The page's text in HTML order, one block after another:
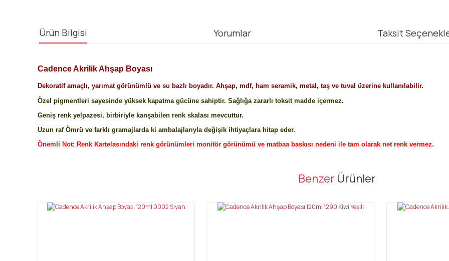
Ürün Bilgisi Yorumlar Taksit
Cadence Akrilik Ahşap Boyası
Dekoratif amaçlı, yarımat görünümlü ve su bazlı boyadır. Ahşap, mdf, ham seramik, metal, taş ve tuval üzerine kullanılabilir.
Özel pigmentleri sayesinde yüksek kapatma gücüne sahiptir. Sağlığa zararlı toksit madde içermez.
Geniş renk yelpazesi, birbiriyle kanşabilen renk skalası mevcuttur.
Uzun raf Ömrü ve farklı gramajlarda ki ambalajlarıyla değişik ihtiyaçlara hitap eder.
Önemli Not: Renk Kartelasındaki renk görünümleri monitör görünümü ve matbaa baskısı nedeni ile tam olarak net renk vermez.
Bu ürünün fiyat bilgisi, resim, ürün açıklamalarında ve diğer konularda yetersiz gördüğünüz noktaları öneri formunu kullanarak
Ürün resmi kalitesiz, bozuk veya görüntülenemiyor.
Benzer Ürünler